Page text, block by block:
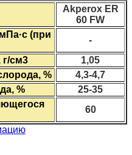
Akperox ER
60 FW
(при
-
г/см3
1,05
%
4,3-4,7
%
25-35
60